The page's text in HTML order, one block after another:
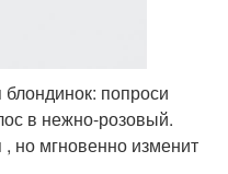
попроси
в нежно-розовый.
но мгновенно изменит